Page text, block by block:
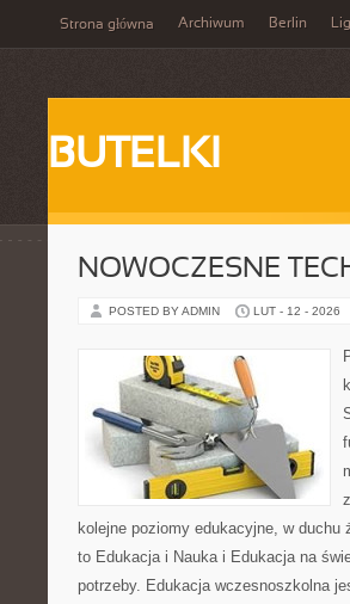
Strona główna Archiwum Berlin
BUTELKI
NOWOCZESNE
POSTED BY ADMIN LUT - 12 - 2026
kolejne poziomy edukacyjne, w
to Edukacja i Nauka i Edukacja na
potrzeby. Edukacja wczesnoszkolna